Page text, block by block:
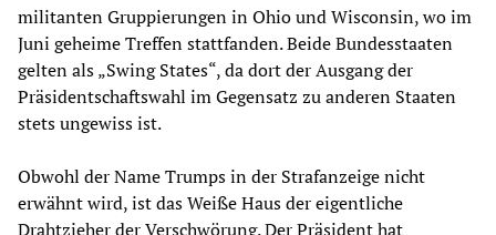
militanten Gruppierungen in Ohio und Wisconsin, wo im
Juni geheime Treffen stattfanden. Beide Bundesstaaten
gelten als „Swing States“, da dort der Ausgang der
Präsidentschaftswahl im Gegensatz zu anderen Staaten
stets ungewiss ist.
Obwohl der Name Trumps in der Strafanzeige nicht
erwähnt wird, ist das Weiße Haus der eigentliche
Drahtzieher der Verschwörung. Der Präsident hat